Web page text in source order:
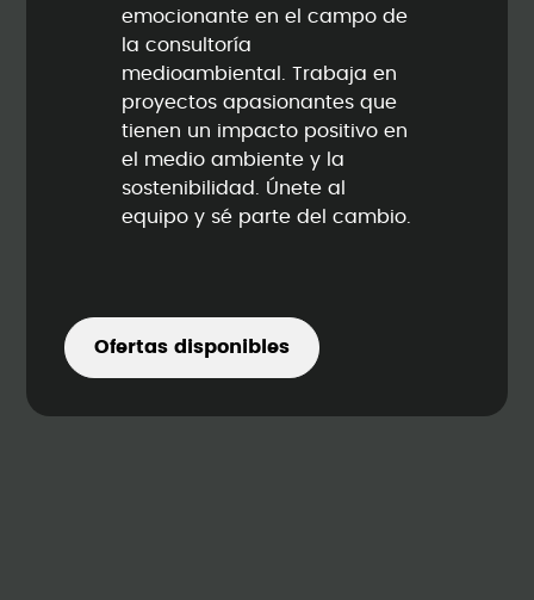
emocionante en el campo de
la consultoría
medioambiental. Trabaja en
proyectos apasionantes que
tienen un impacto positivo en
el medio ambiente y la
sostenibilidad. Únete al
equipo y sé parte del cambio.
Ofertas disponibles